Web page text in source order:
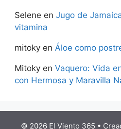
Selene en Jugo de
vitamina
mitoky en Áloe como
Mitoky en Vaquero: Vida
con Hermosa y Maravilla
© 2026 El Viento 365 •